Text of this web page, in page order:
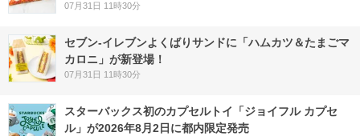
07月31日 11時30分
セブン‐イレブンよくばりサンドに「ハムカツ＆たまごマ
カロニ」が新登場！
07月31日 11時30分
スターバックス初のカプセルトイ「ジョイフル カプセ
ル」が2026年8月2日に都内限定発売